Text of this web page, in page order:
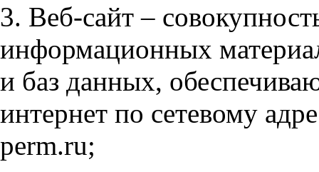
3. Веб-сайт –
информационных
и баз данных,
интернет по сетевому
perm.ru;